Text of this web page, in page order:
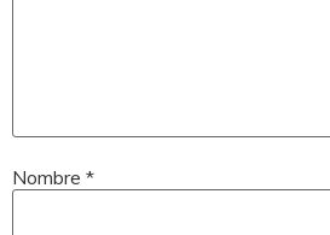
Nombre *